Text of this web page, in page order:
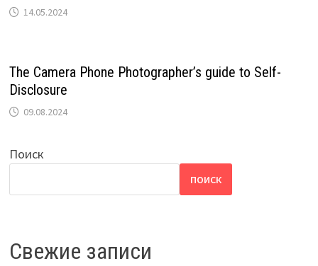
14.05.2024
The Camera Phone Photographer’s guide to Self-
Disclosure
09.08.2024
Поиск
ПОИСК
Свежие записи